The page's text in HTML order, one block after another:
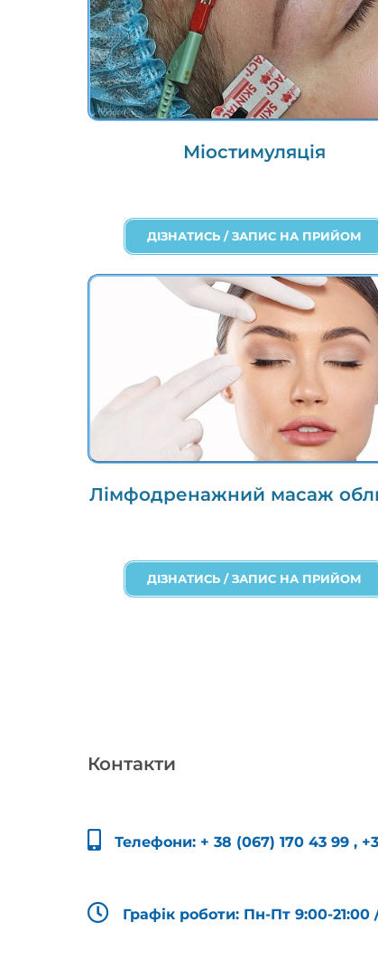
Міостимуляція
ДІЗНАТИСЬ / ЗАПИС НА ПРИЙОМ
Лімфодренажний масаж
ДІЗНАТИСЬ / ЗАПИС НА ПРИЙОМ
Контакти
Телефони: + 38 (067) 170 43 99 ,
Графік роботи: Пн-Пт 9:00-